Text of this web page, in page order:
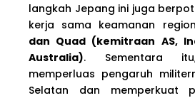
langkah Jepang ini juga
kerja sama keamanan
dan Quad (kemitraan AS,
Australia). Sementara
memperluas pengaruh
Selatan dan memperkuat